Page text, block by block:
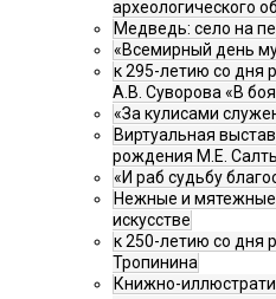
археологического
Медведь: село на
«Всемирный день
к 295-летию со дня
А.В. Суворова «В
«За кулисами
Виртуальная
рождения М.Е.
«И раб судьбу
Нежные и
искусстве
к 250-летию со дня
Тропинина
Книжно-